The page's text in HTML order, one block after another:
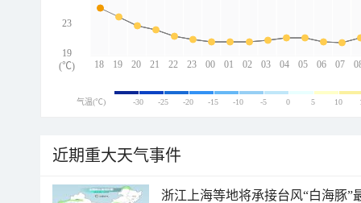
18 19 20 21 22 23 00 01 02 03 04 05 06 07
23
19
(℃)
气温(℃) -30 -25 -20 -15 -10 -5 0 5 10
近期重大天气事件
浙江上海等地将承接台风“白海豚”